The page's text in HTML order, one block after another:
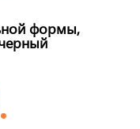
формы,